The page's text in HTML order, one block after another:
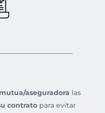
aseguradora las
contratopara evitar